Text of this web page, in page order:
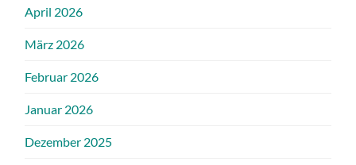
April 2026
März 2026
Februar 2026
Januar 2026
Dezember 2025